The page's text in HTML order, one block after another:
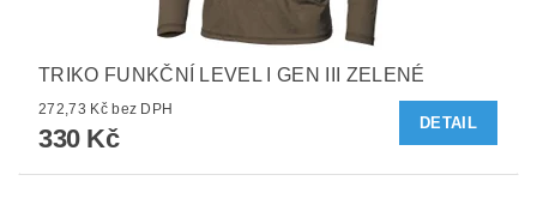
TRIKO FUNKČNÍ LEVEL I GEN III ZELENÉ
272,73 Kč bez DPH
330 Kč
DETAIL